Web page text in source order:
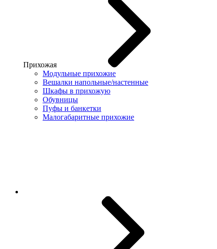
Прихожая
Модульные прихожие
Вешалки напольные/настенные
Шкафы в прихожую
Обувницы
Пуфы и банкетки
Малогабаритные прихожие